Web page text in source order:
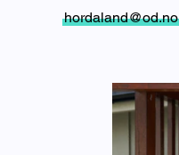
hordaland@od.no